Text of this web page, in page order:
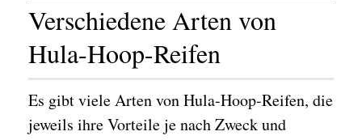
Verschiedene Arten von
Hula-Hoop-Reifen
Es gibt viele Arten von Hula-Hoop-Reifen, die
jeweils ihre Vorteile je nach Zweck und